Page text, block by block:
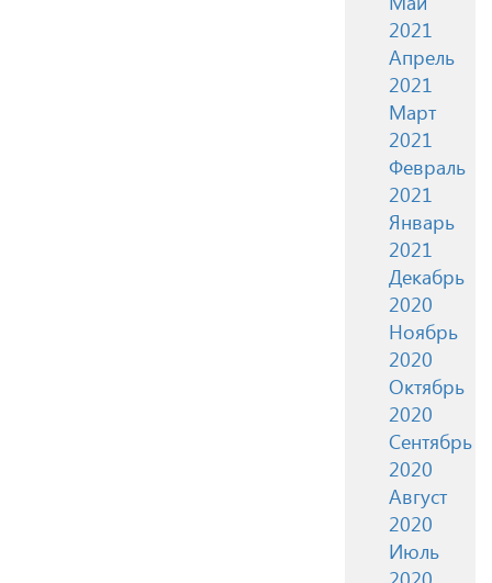
2021
Апрель
2021
Март
2021
Февраль
2021
Январь
2021
Декабрь
2020
Ноябрь
2020
Октябрь
2020
Сентябрь
2020
Август
2020
Июль